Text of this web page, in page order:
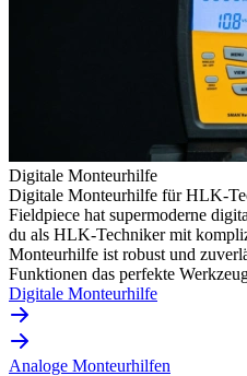
Digitale Monteurhilfe
Digitale Monteurhilfe für HLK-
Fieldpiece hat supermoderne
du als HLK-Techniker mit
Monteurhilfe ist robust und
Funktionen das perfekte
Digitale Monteurhilfe
Analoge Monteurhilfen